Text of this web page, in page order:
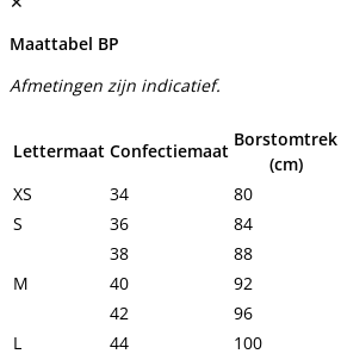
Maattabel BP
Afmetingen zijn indicatief.
Lettermaat Confectiemaat
Borstomtrek
(cm)
XS
34 80
S
36 84
38
88
M
40 92
42
96
L
44 100